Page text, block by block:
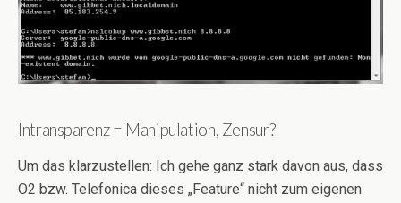
Intransparenz = Manipulation, Zensur?
Um das klarzustellen: Ich gehe ganz stark davon aus, dass
O2 bzw. Telefonica dieses „Feature“ nicht zum eigenen